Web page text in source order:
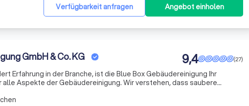
Verfügbarkeit anfragen
Angebot einholen
GmbH & Co. KG (27)
9,4
Erfahrung in der Branche, ist die Blue Box Gebäudereinigung Ihr
Aspekte der Gebäudereinigung. Wir verstehen, dass saubere